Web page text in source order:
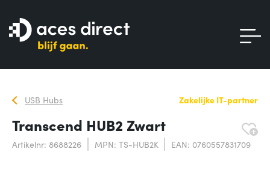
USB Hubs Zakelijke IT-partner
Transcend HUB2 Zwart
Artikelnr: 8688226 MPN: TS-HUB2K EAN: 0760557831709